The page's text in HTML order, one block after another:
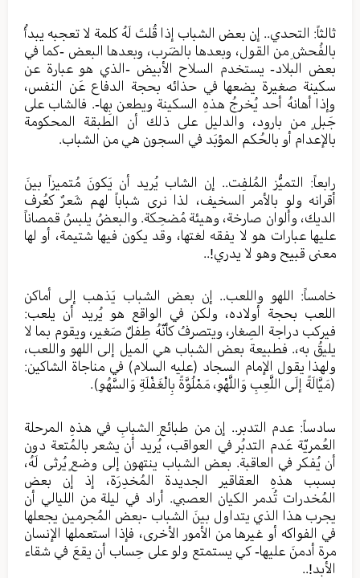
ثالثاً: التحدي.. إن بعض الشباب إذا قُلتَ لَهُ كلمة لا تعجبه يبدأُ
بالفُحشِ من القول، وبعدها بالضَرب، وبعدها البعض -كما في
بعض البلاد- يستخدم السلاح الأبيض -الذي هو عبارة عن
سكينة صغيرة يضعها في حذائه بحجة الدفاع عَن النفس،
وإذا أهانهُ أحد يُخرجُ هذهِ السكينة ويطعن بِها-. فالشاب على
جَبلٍ من بارود، والدليل على ذلك أن الطبقة المحكومة
بالإعدام أو بالحُكم المؤبَد في السجون هي من الشباب.
رابعاً: التميُّز المُلفِت.. إن الشاب يُريد أن يَكونَ مُتميزاً بينَ
أقرانه ولو بالأمر السخيف، لذا نرى شباباً لهم شَعرٌ كعُرف
الديك، وألوان صارخة، وهيئة مُضحِكة. والبعضُ يلبسُ قمصاناً
عليها عبارات هو لا يفقه لغتها، وقد يكون فيها شتيمة، أو لها
معنى قبيح وهو لا يدري!..
خامساً: اللهو واللعب.. إن بعض الشباب يَذهب إلى أماكن
اللعب بحجة أولاده، ولكن في الواقع هو يُريد أن يلعب:
فيركب دراجة الصِغار، ويتصرفُ كأنّهُ طِفلٌ صَغير، ويقوم بما لا
يليقُ به،. فطبيعة بعض الشباب هي الميل إلى اللهو واللعب،
ولهذا يقول الإمام السجاد (عليه السلام) في مناجاة الشاكين:
(مَيَّالَةً إلَى اللَّعِبِ وَاللَّهْوِ، مَمْلُوَّةً بِالْغَفْلَةِ وَالسَّهُوِ).
سادساً: عدم التدبر.. إن من طبائعِ الشبابِ في هذهِ المرحلة
العُمريّة عَدم التدبُر في العواقب، يُريد أن يشعر بالمُتعة دون
أن يُفكر في العاقبة. بعض الشباب ينتهون إلى وضعٍ يُرثى لَهُ،
بسبب هذهِ العقاقير الجديدة المُخدِرَة، إذ إن بعض
المُخدرات تُدمر الكيان العصبي. أراد في ليلة من الليالي أن
يجرب هذا الذي يتداول بينَ الشباب -بعض المُجرمين يجعلها
في الفواكه أو غيرها من الأمور الأخرى، فإذا استعملها الإنسان
مرة أدمنَ عليها- كي يستمتع ولو على حِساب أن يقعَ في شقاء
الأبد!..